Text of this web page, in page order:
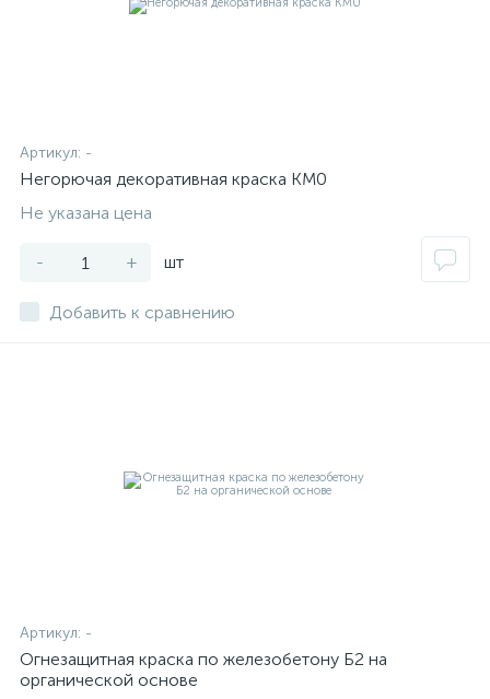
Артикул: -
Негорючая декоративная краска КМ0
Не указана цена
- + шт
Добавить к сравнению
Артикул: -
Огнезащитная краска по железобетону Б2 на
органической основе